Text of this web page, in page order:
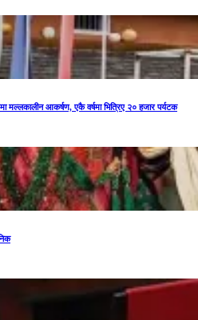
मल्लकालीन आकर्षण, एकै वर्षमा भित्रिए २० हजार पर्यटक